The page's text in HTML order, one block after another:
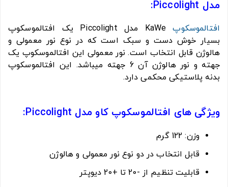
مدل Piccolight:
افتالموسکوپ
KaWe مدل Piccolight یک افتالموسکوپ
بسیار خوش دست و سبک است که در نوع نور معمولی و
هالوژن قابل انتخاب است. نور معمولی این افتالموسکوپ یک
جهته و نور هالوژن آن 6 جهته میباشد. این افتالموسکوپ
بدنه پلاستیکی محکمی دارد.
ویژگی های افتالموسکوپ کاو مدل Piccolight:
وزن: 122 گرم
قابل انتخاب در دو نوع نور معمولی و هالوژن
قابلیت تنظیم از -20 تا +20 دیوپتر